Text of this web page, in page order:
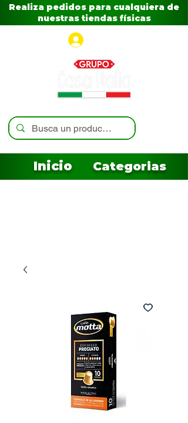
Realiza pedidos para cualquiera de
nuestras tiendas físicas
Inicio Categorias